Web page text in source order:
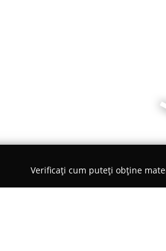
Verificați cum puteți obține